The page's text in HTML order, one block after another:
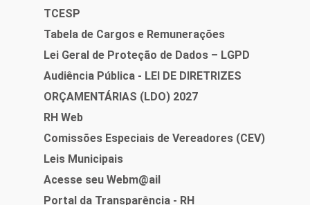
TCESP
Tabela de Cargos e Remunerações
Lei Geral de Proteção de Dados – LGPD
Audiência Pública - LEI DE DIRETRIZES
ORÇAMENTÁRIAS (LDO) 2027
RH Web
Comissões Especiais de Vereadores (CEV)
Leis Municipais
Acesse seu Webm@ail
Portal da Transparência - RH